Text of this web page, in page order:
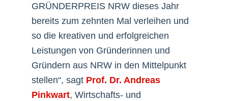
GRÜNDERPREIS NRW dieses Jahr
bereits zum zehnten Mal verleihen und
so die kreativen und erfolgreichen
Leistungen von Gründerinnen und
Gründern aus NRW in den Mittelpunkt
stellen“, sagt Prof. Dr. Andreas
Pinkwart, Wirtschafts- und